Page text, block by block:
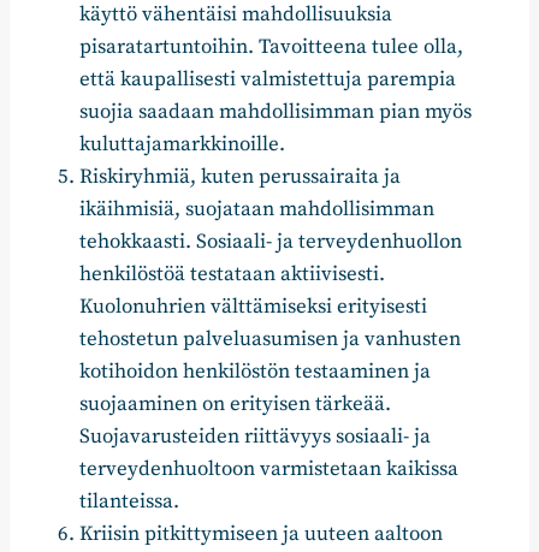
käyttö vähentäisi mahdollisuuksia
pisaratartuntoihin. Tavoitteena tulee olla,
että kaupallisesti valmistettuja parempia
suojia saadaan mahdollisimman pian myös
kuluttajamarkkinoille.
Riskiryhmiä, kuten perussairaita ja
ikäihmisiä, suojataan mahdollisimman
tehokkaasti. Sosiaali- ja terveydenhuollon
henkilöstöä testataan aktiivisesti.
Kuolonuhrien välttämiseksi erityisesti
tehostetun palveluasumisen ja vanhusten
kotihoidon henkilöstön testaaminen ja
suojaaminen on erityisen tärkeää.
Suojavarusteiden riittävyys sosiaali- ja
terveydenhuoltoon varmistetaan kaikissa
tilanteissa.
Kriisin pitkittymiseen ja uuteen aaltoon